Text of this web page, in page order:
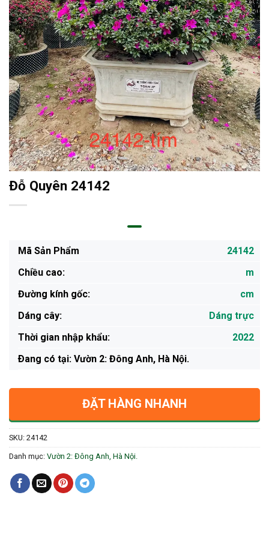
Đỗ Quyên 24142
Mã Sản Phẩm
24142
Chiều cao:
m
Đường kính gốc:
cm
Dáng cây:
Dáng trực
Thời gian nhập khẩu:
2022
Ðang có tại: Vườn 2: Đông Anh, Hà Nội.
ĐẶT HÀNG NHANH
SKU: 24142
Danh mục: Vườn 2: Đông Anh, Hà Nội.